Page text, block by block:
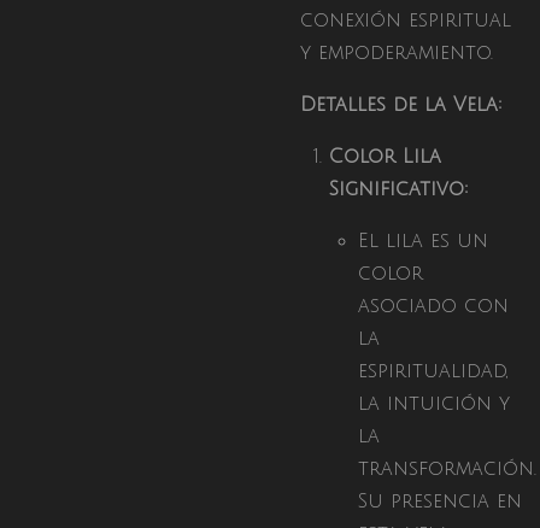
conexión espiritual
y empoderamiento.
Detalles de la Vela:
Color Lila
Significativo:
El lila es un
color
asociado con
la
espiritualidad,
la intuición y
la
transformación.
Su presencia en